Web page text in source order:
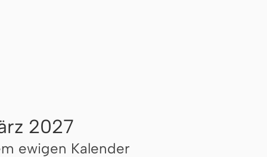
2027
ewigen Kalender